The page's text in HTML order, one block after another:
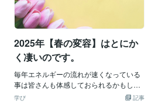
2025年【春の変容】はとにか
く凄いのです。
毎年エネルギーの流れが速くなっている
事は皆さんも体感しておられるかもしれ
ません。進化し成長し続けるのが、宇宙
記事
学び